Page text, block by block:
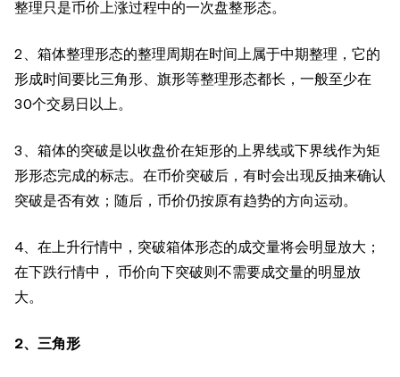
整理只是币价上涨过程中的一次盘整形态。
2、箱体整理形态的整理周期在时间上属于中期整理，它的
形成时间要比三角形、旗形等整理形态都长，一般至少在
30个交易日以上。
3、箱体的突破是以收盘价在矩形的上界线或下界线作为矩
形形态完成的标志。在币价突破后，有时会出现反抽来确认
突破是否有效；随后，币价仍按原有趋势的方向运动。
4、在上升行情中，突破箱体形态的成交量将会明显放大；
在下跌行情中， 币价向下突破则不需要成交量的明显放
大。
2、三角形